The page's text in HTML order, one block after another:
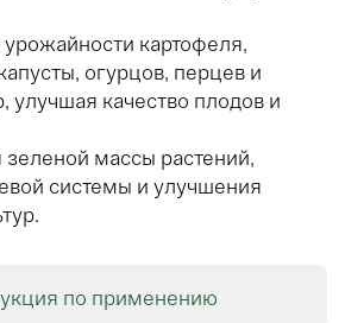
картофеля,
огурцов, перцев и
улучшая качество плодов и
массы растений,
системы и улучшения
по применению